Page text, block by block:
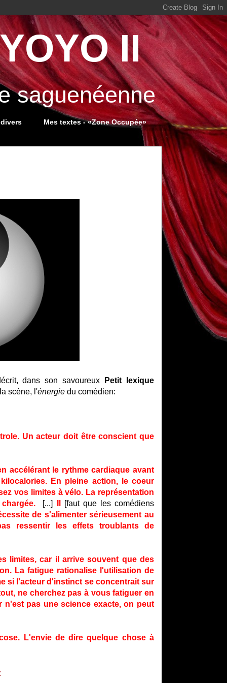
II
saguenéenne
Mes textes - «Zone Occupée»
dans son savoureux
Petit lexique
scène, l'énergie du comédien:
Un acteur doit être conscient que
accélérant le rythme cardiaque avant
En pleine action, le coeur
vos limites à vélo. La représentation
[...]
[faut que les comédiens
de s'alimenter sérieusement au
ressentir les effets troublants de
limites, car il arrive souvent que des
La fatigue rationalise l'utilisation de
si l'acteur d'instinct se concentrait sur
ne cherchez pas à vous fatiguer en
n'est pas une science exacte, on peut
L'envie de dire quelque chose à